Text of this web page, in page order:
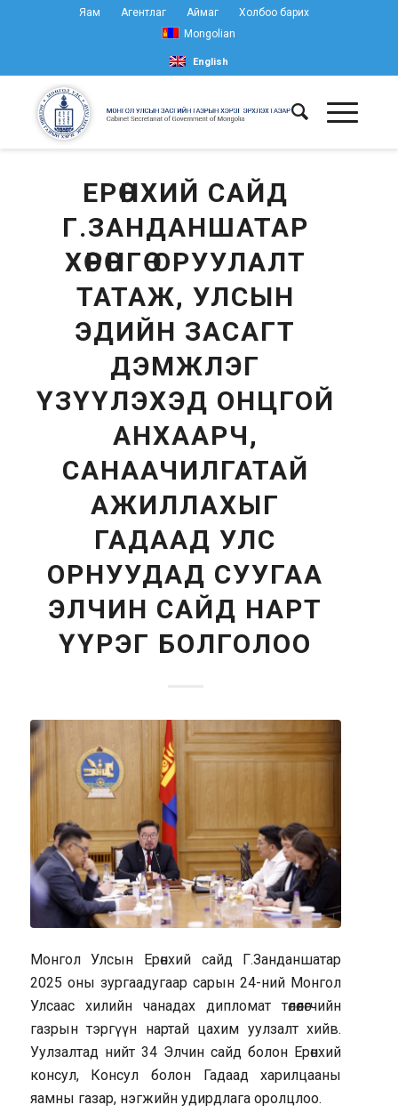
Яам Агентлаг Аймаг
Холбоо барих
Mongolian
English
ЕРӨНХИЙ САЙД
Г.ЗАНДАНШАТАР
ХӨРӨНГӨ ОРУУЛАЛТ
ТАТАЖ, УЛСЫН
ЭДИЙН ЗАСАГТ
ДЭМЖЛЭГ
ҮЗҮҮЛЭХЭД ОНЦГОЙ
АНХААРЧ,
САНААЧИЛГАТАЙ
АЖИЛЛАХЫГ
ГАДААД УЛС
ОРНУУДАД СУУГАА
ЭЛЧИН САЙД НАРТ
ҮҮРЭГ БОЛГОЛОО
Монгол Улсын Ерөнхий сайд Г.Занданшатар
2025 оны зургаадугаар сарын 24-ний Монгол
Улсаас хилийн чанадах дипломат төлөөлөгчийн
газрын тэргүүн нартай цахим уулзалт хийв.
Уулзалтад нийт 34 Элчин сайд болон Ерөнхий
консул, Консул болон Гадаад харилцааны
яамны газар, нэгжийн удирдлага оролцлоо.